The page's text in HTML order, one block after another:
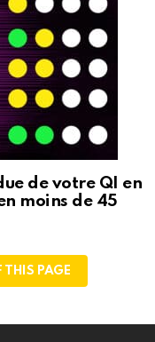
de votre QI en
moins de 45
THIS PAGE